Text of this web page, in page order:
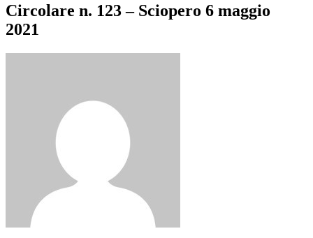
Circolare n. 123 – Sciopero 6 maggio
2021